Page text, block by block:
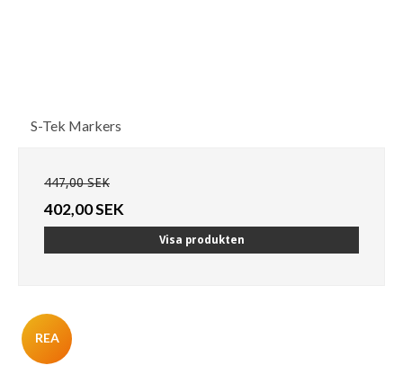
S-Tek Markers
447,00 SEK
402,00 SEK
Visa produkten
REA